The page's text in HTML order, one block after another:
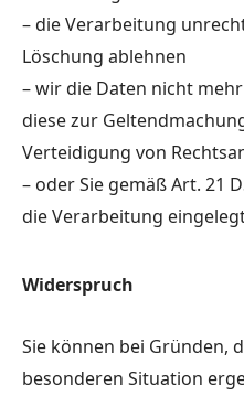
– die Verarbeitung
Löschung ablehnen
– wir die Daten nicht
diese zur
Verteidigung von
– oder Sie gemäß Art. 21
die Verarbeitung
Widerspruch
Sie können bei Gründen,
besonderen Situation